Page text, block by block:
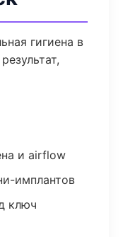
гигиена в
и airflow
имплантов
ключ